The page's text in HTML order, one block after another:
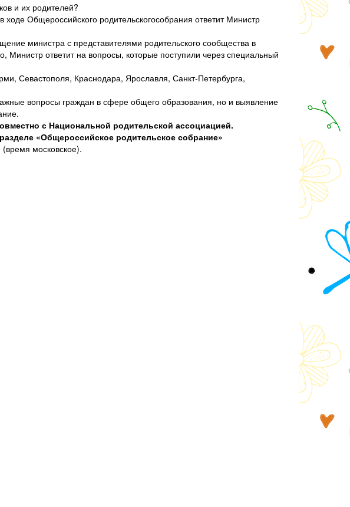
и их родителей?
Общероссийского родительскогособрания ответит Министр
министра с представителями родительского сообщества в
ответит на вопросы, которые поступили через специальный
Севастополя, Краснодара, Ярославля, Санкт-Петербурга,
вопросы граждан в сфере общего образования, но и выявление
с Национальной родительской ассоциацией.
«Общероссийское родительское собрание»
московское).